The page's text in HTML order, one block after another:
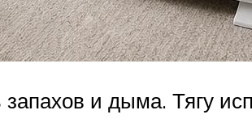
и дыма. Тягу